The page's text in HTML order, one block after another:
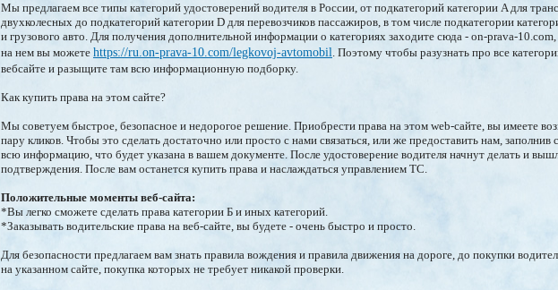
Мы предлагаем все типы категорий удостоверений водителя в России, от подкатегорий категории A для
двухколесных до подкатегорий категории D для перевозчиков пассажиров, в том числе подкатегории
и грузового авто. Для получения дополнительной информации о категориях заходите сюда - on-prava-10.com,
на нем вы можете https://ru.on-prava-10.com/legkovoj-avtomobil. Поэтому чтобы разузнать про все
вебсайте и разыщите там всю информационную подборку.
Как купить права на этом сайте?
Мы советуем быстрое, безопасное и недорогое решение. Приобрести права на этом web-сайте, вы имеете
пару кликов. Чтобы это сделать достаточно или просто с нами связаться, или же предоставить нам,
всю информацию, что будет указана в вашем документе. После удостоверение водителя начнут делать и
подтверждения. После вам останется купить права и наслаждаться управлением ТС.
Положительные моменты веб-сайта:
*Вы легко сможете сделать права категории Б и иных категорий.
*Заказывать водительские права на веб-сайте, вы будете - очень быстро и просто.
Для безопасности предлагаем вам знать правила вождения и правила движения на дороге, до покупки
на указанном сайте, покупка которых не требует никакой проверки.